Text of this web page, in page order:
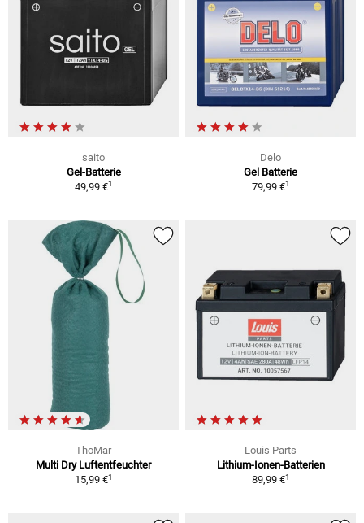
saito
Gel-Batterie
49,99 €1
Delo
Gel Batterie
79,99 €1
ThoMar
Multi Dry Luftentfeuchter
15,99 €1
Louis Parts
Lithium-Ionen-Batterien
89,99 €1